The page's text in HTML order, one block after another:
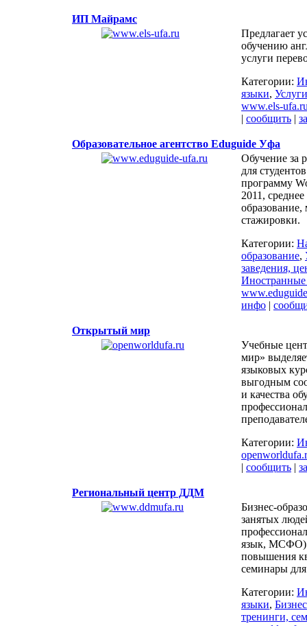
ИП Майрамс
Предлагает
обучению
услуги
Категории:
языки,
www.els-
| сообщить |
Образовательное агентство Eduguide Уфа
Обучение за
для
программу
2011,
образование,
стажировки.
Категории:
образование,
заведения,
инфо |
Открытый мир
Учебные
мир»
языковых
выгодным
и качества
Категории:
| сообщить |
Региональный центр ДДМ
Бизнес-
занятых
язык,
повышения
семинары для
Категории:
языки,
тренинги,